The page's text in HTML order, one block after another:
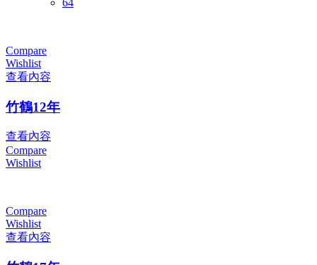
Compare
Wishlist
查看內容
竹鶴12年
查看內容
Compare
Wishlist
Compare
Wishlist
查看內容